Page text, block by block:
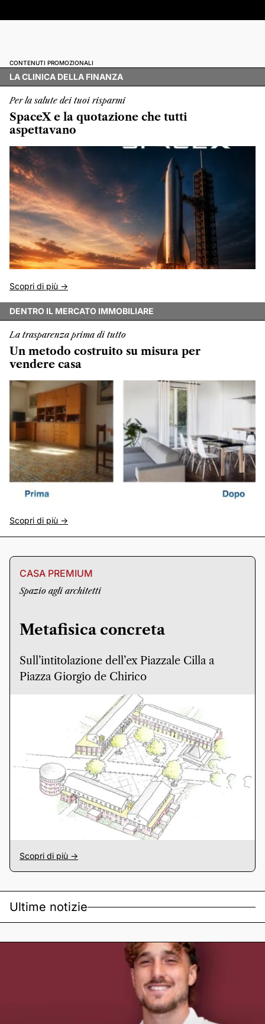
CONTENUTI PROMOZIONALI
LA CLINICA DELLA FINANZA
Per la salute dei tuoi risparmi
SpaceX e la quotazione che tutti
aspettavano
Scopri di più ->
DENTRO IL MERCATO IMMOBILIARE
La trasparenza prima di tutto
Un metodo costruito su misura per
vendere casa
Scopri di più ->
CASA PREMIUM
Spazio agli architetti
Metafisica concreta
Sull’intitolazione dell’ex Piazzale Cilla a
Piazza Giorgio de Chirico
Scopri di più ->
Ultime notizie